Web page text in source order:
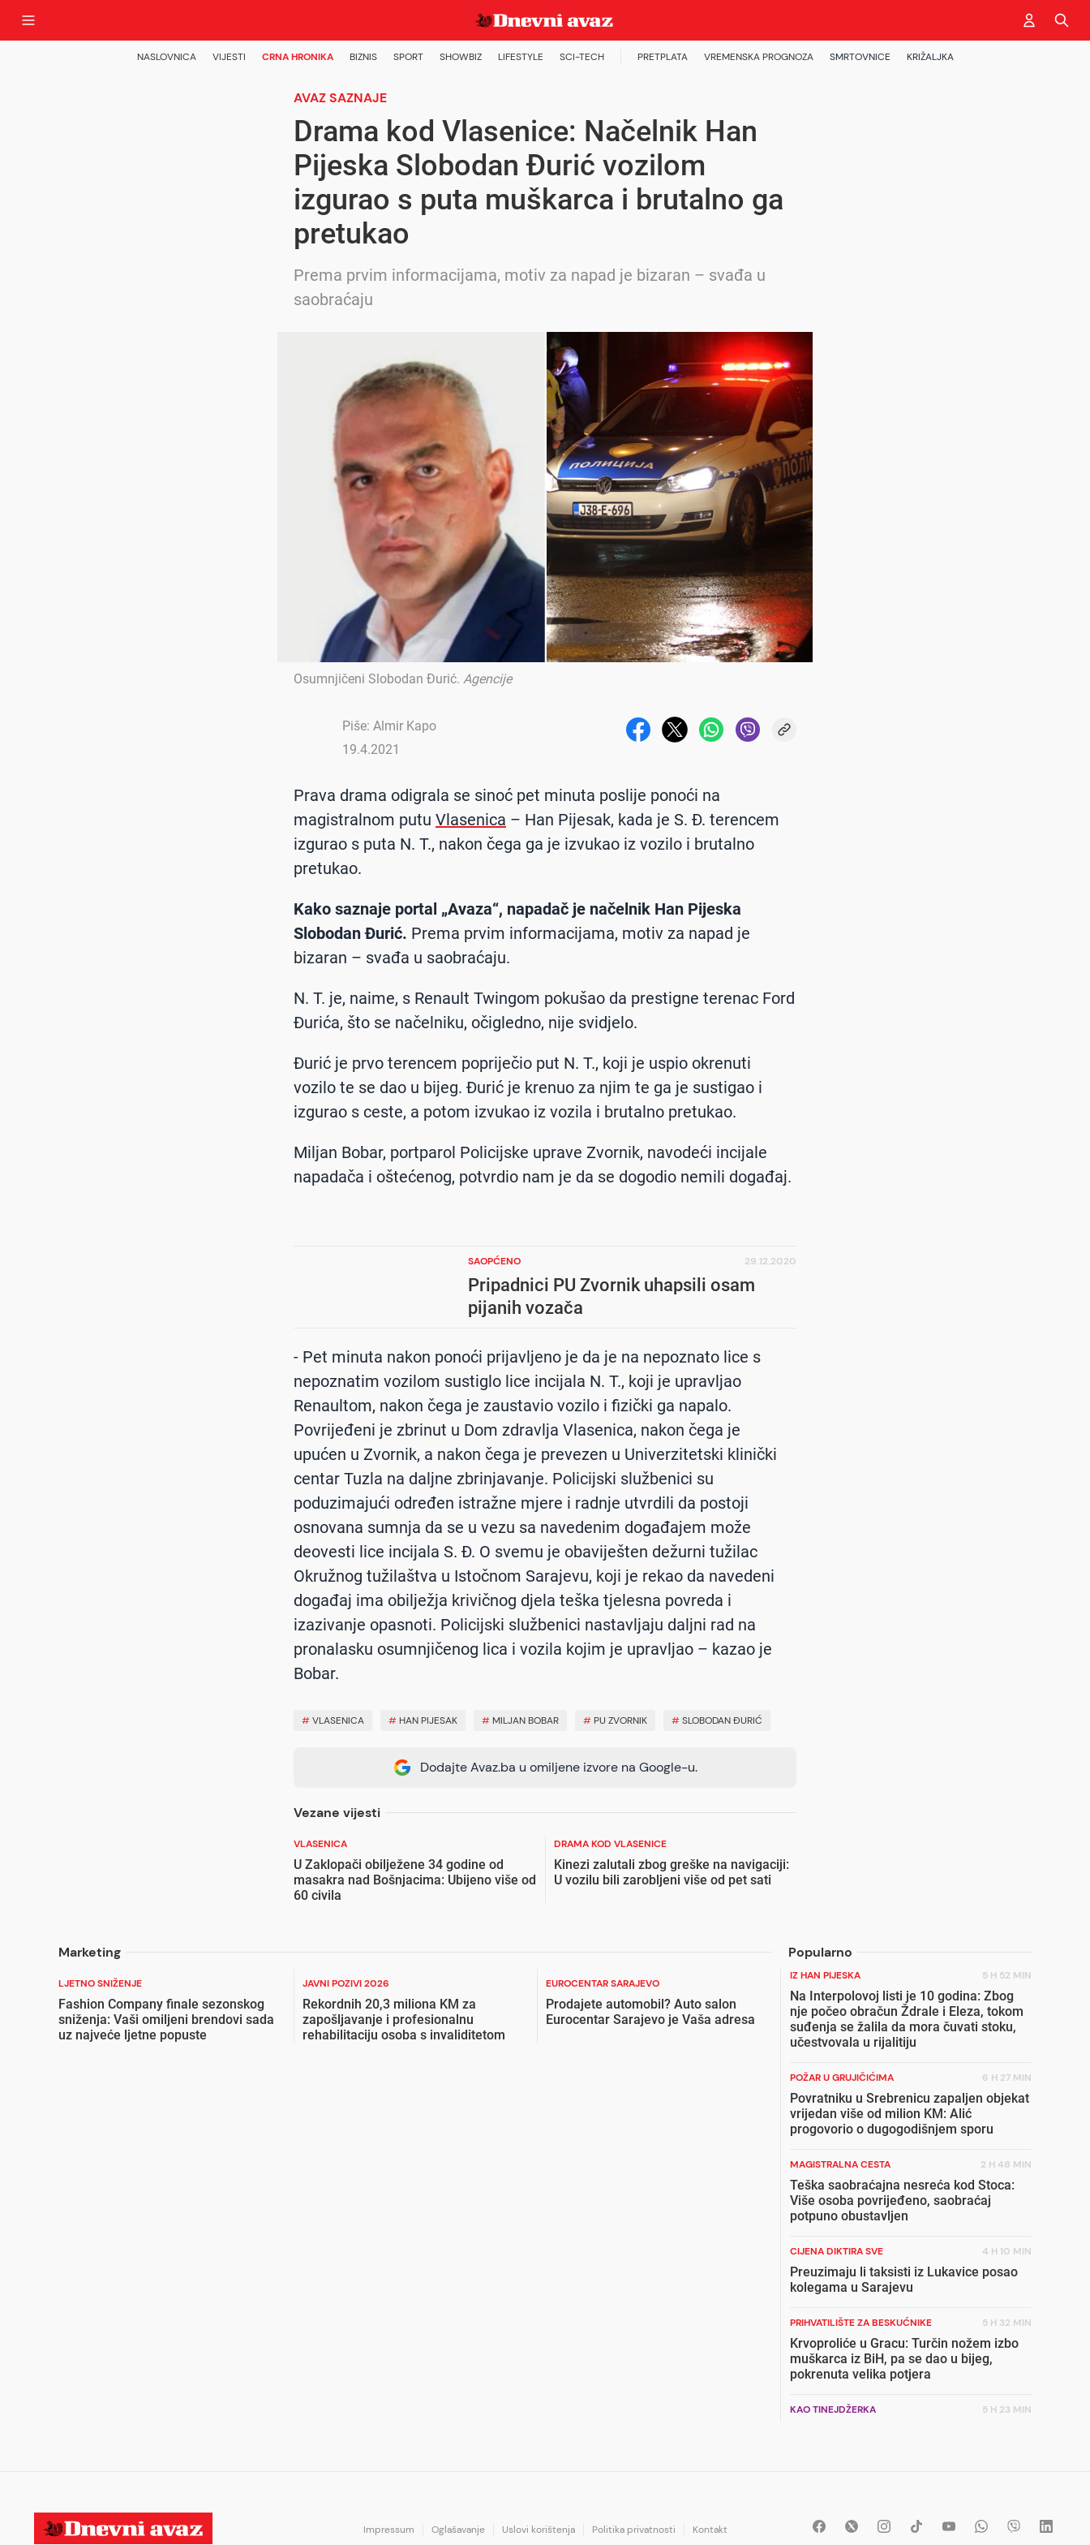
NASLOVNICA VIJESTI CRNA HRONIKA BIZNIS SPORT SHOWBIZ LIFESTYLE SCI-TECH PRETPLATA VREMENSKA PROGNOZA SMRTOVNICE KRIŽALJKA
AVAZ SAZNAJE
Drama kod Vlasenice: Načelnik Han
Pijeska Slobodan Đurić vozilom
izgurao s puta muškarca i brutalno ga
pretukao
Prema prvim informacijama, motiv za napad je bizaran – svađa u
saobraćaju
Osumnjičeni Slobodan Đurić. Agencije
Piše: Almir Kapo
19.4.2021
Prava drama odigrala se sinoć pet minuta poslije ponoći na
magistralnom putu Vlasenica – Han Pijesak, kada je S. Đ. terencem
izgurao s puta N. T., nakon čega ga je izvukao iz vozilo i brutalno
pretukao.
Kako saznaje portal „Avaza“, napadač je načelnik Han Pijeska
Slobodan Đurić. Prema prvim informacijama, motiv za napad je
bizaran – svađa u saobraćaju.
N. T. je, naime, s Renault Twingom pokušao da prestigne terenac Ford
Đurića, što se načelniku, očigledno, nije svidjelo.
Đurić je prvo terencem popriječio put N. T., koji je uspio okrenuti
vozilo te se dao u bijeg. Đurić je krenuo za njim te ga je sustigao i
izgurao s ceste, a potom izvukao iz vozila i brutalno pretukao.
Miljan Bobar, portparol Policijske uprave Zvornik, navodeći incijale
napadača i oštećenog, potvrdio nam je da se dogodio nemili događaj.
SAOPĆENO 29.12.2020
Pripadnici PU Zvornik uhapsili osam
pijanih vozača
- Pet minuta nakon ponoći prijavljeno je da je na nepoznato lice s
nepoznatim vozilom sustiglo lice incijala N. T., koji je upravljao
Renaultom, nakon čega je zaustavio vozilo i fizički ga napalo.
Povrijeđeni je zbrinut u Dom zdravlja Vlasenica, nakon čega je
upućen u Zvornik, a nakon čega je prevezen u Univerzitetski klinički
centar Tuzla na daljne zbrinjavanje. Policijski službenici su
poduzimajući određen istražne mjere i radnje utvrdili da postoji
osnovana sumnja da se u vezu sa navedenim događajem može
deovesti lice incijala S. Đ. O svemu je obaviješten dežurni tužilac
Okružnog tužilaštva u Istočnom Sarajevu, koji je rekao da navedeni
događaj ima obilježja krivičnog djela teška tjelesna povreda i
izazivanje opasnoti. Policijski službenici nastavljaju daljni rad na
pronalasku osumnjičenog lica i vozila kojim je upravljao – kazao je
Bobar.
#VLASENICA # HAN PIJESAK # MILJAN BOBAR # PU ZVORNIK #SLOBODAN ĐURIĆ
Dodajte Avaz.ba u omiljene izvore na Google-u.
Vezane vijesti
VLASENICA
U Zaklopači obilježene 34 godine od
masakra nad Bošnjacima: Ubijeno više od
60 civila
DRAMA KOD VLASENICE
Kinezi zalutali zbog greške na navigaciji:
U vozilu bili zarobljeni više od pet sati
Marketing Popularno
LJETNO SNIŽENJE
Fashion Company finale sezonskog
sniženja: Vaši omiljeni brendovi sada
uz najveće ljetne popuste
JAVNI POZIVI 2026
Rekordnih 20,3 miliona KM za
zapošljavanje i profesionalnu
rehabilitaciju osoba s invaliditetom
EUROCENTAR SARAJEVO
Prodajete automobil? Auto salon
Eurocentar Sarajevo je Vaša adresa
IZ HAN PIJESKA 5 H 52 MIN
Na Interpolovoj listi je 10 godina: Zbog
nje počeo obračun Ždrale i Eleza, tokom
suđenja se žalila da mora čuvati stoku,
učestvovala u rijalitiju
POŽAR U GRUJIČIĆIMA 6 H 27 MIN
Povratniku u Srebrenicu zapaljen objekat
vrijedan više od milion KM: Alić
progovorio o dugogodišnjem sporu
MAGISTRALNA CESTA 2 H 48 MIN
Teška saobraćajna nesreća kod Stoca:
Više osoba povrijeđeno, saobraćaj
potpuno obustavljen
CIJENA DIKTIRA SVE 4 H 10 MIN
Preuzimaju li taksisti iz Lukavice posao
kolegama u Sarajevu
PRIHVATILIŠTE ZA BESKUĆNIKE 5 H 32 MIN
Krvoproliće u Gracu: Turčin nožem izbo
muškarca iz BiH, pa se dao u bijeg,
pokrenuta velika potjera
KAO TINEJDŽERKA 5 H 23 MIN
Baronesa Helić: Nove sankcije Dodiku su
trebale biti davno uvedene, neaktivnost
Impressum Oglašavanje Uslovi korištenja Politika privatnosti Kontakt